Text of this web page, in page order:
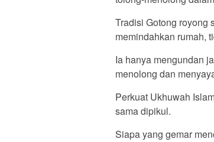
Tradisi Gotong royong
memindahkan rumah,
Ia hanya mengundan
menolong dan
Perkuat Ukhuwah
sama dipikul.
Siapa yang gemar